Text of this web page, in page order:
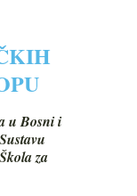
u Bosni i
za